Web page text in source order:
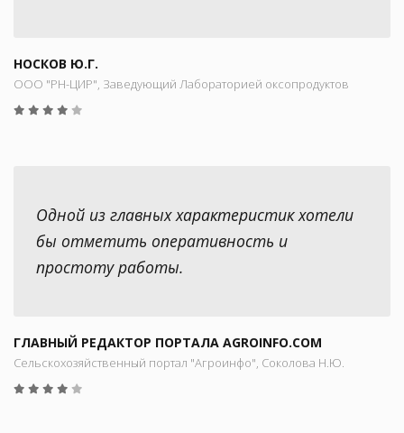
НОСКОВ Ю.Г.
ООО "РН-ЦИР", Заведующий Лабораторией оксопродуктов
Одной из главных характеристик хотели
бы отметить оперативность и
простоту работы.
ГЛАВНЫЙ РЕДАКТОР ПОРТАЛА AGROINFO.COM
Сельскохозяйственный портал "Агроинфо", Соколова Н.Ю.